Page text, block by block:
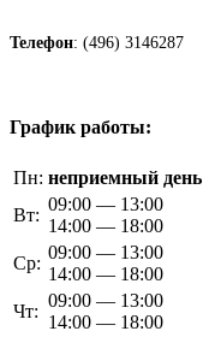
Телефон: (496) 3146287
График работы:
Пн: неприемный день
Вт:
09:00 — 13:00
14:00 — 18:00
Ср:
09:00 — 13:00
14:00 — 18:00
Чт:
09:00 — 13:00
14:00 — 18:00